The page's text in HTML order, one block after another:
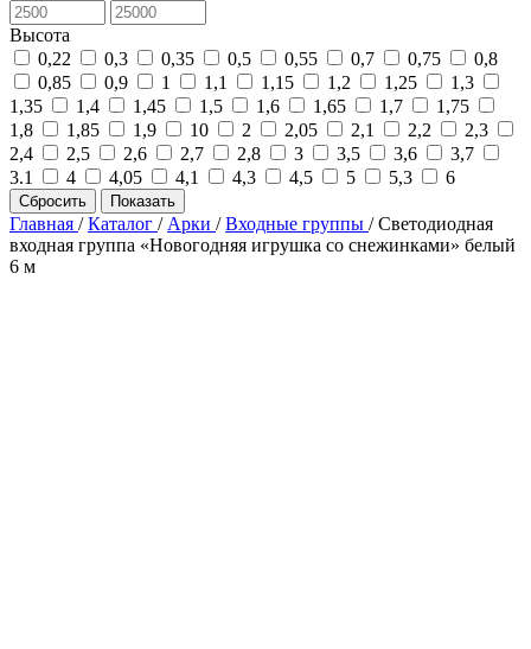
Высота
0,22
0,3 0,35 0,5 0,55 0,7 0,75
0,8
0,85
0,9 1 1,1 1,15 1,2 1,25
1,3
1,35
1,4 1,45 1,5 1,6 1,65 1,7
1,75
1,8
1,85 1,9 10 2 2,05 2,1 2,2
2,3
2,4
2,5 2,6 2,7 2,8 3 3,5 3,6
3,7
3.1
4 4,05 4,1 4,3 4,5 5 5,3 6
Сбросить Показать
Главная /Каталог / Арки /Входные группы /Светодиодная
входная группа «Новогодняя игрушка со снежинками» белый
6 м